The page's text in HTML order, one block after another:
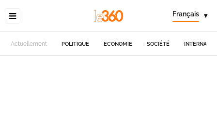
Français ▾
Actuellement POLITIQUE ECONOMIE SOCIÉTÉ